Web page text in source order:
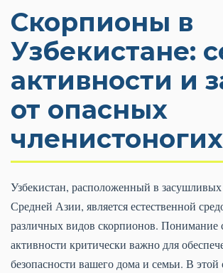
Скорпионы в
Узбекистане:
активности и
от опасных
членистоногих
Узбекистан, расположенный в
Средней Азии, является естественной
различных видов скорпионов. Понимание
активности критически важно для
безопасности вашего дома и семьи. В этой